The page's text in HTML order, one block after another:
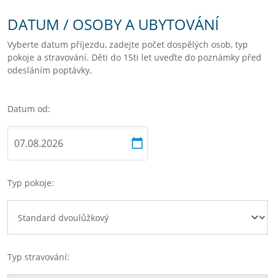
DATUM / OSOBY A UBYTOVÁNÍ
Vyberte datum příjezdu, zadejte počet dospělých osob, typ
pokoje a stravování. Děti do 15ti let uveďte do poznámky před
odesláním poptávky.
Datum od:
Typ pokoje:
Typ stravování: